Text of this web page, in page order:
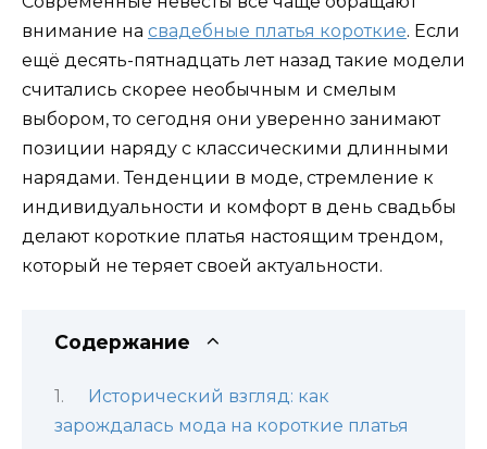
внимание на свадебные платья короткие. Если
ещё десять-пятнадцать лет назад такие модели
считались скорее необычным и смелым
выбором, то сегодня они уверенно занимают
позиции наряду с классическими длинными
нарядами. Тенденции в моде, стремление к
индивидуальности и комфорт в день свадьбы
делают короткие платья настоящим трендом,
который не теряет своей актуальности.
Содержание
Исторический взгляд: как
зарождалась мода на короткие платья